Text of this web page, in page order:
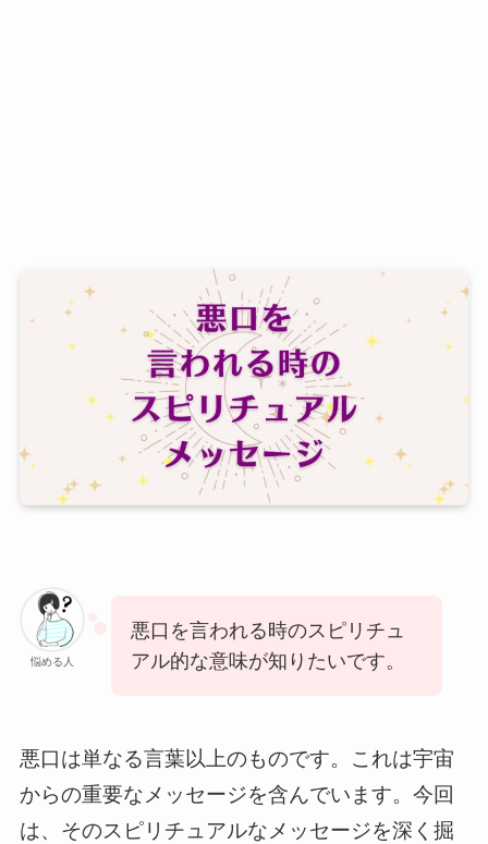
悩める人
悪口を言われる時のスピリチュ
アル的な意味が知りたいです。
悪口は単なる言葉以上のものです。これは宇宙
からの重要なメッセージを含んでいます。今回
は、そのスピリチュアルなメッセージを深く掘